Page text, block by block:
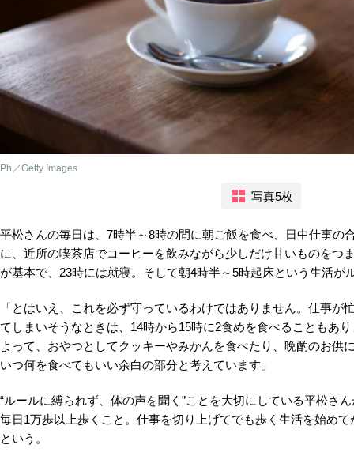
Ph／Getty Images
写真5枚
平松さんの毎日は、7時半～8時の間に朝ご飯を食べ、日中仕事の
に、近所の喫茶店でコーヒーを飲みながら少しだけ甘いものをつ
が基本で、23時には就寝。そして朝4時半～5時起床という生活が
「とはいえ、これを必ず守っているわけではありません。仕事が
てしまいそうなときは、14時から15時に2食めを食べることもあ
よって、おやつとしてクッキーやみかんを食べたり、晩酌のお供
いつ何を食べてもいい余白の部分と考えています」
“ルールに縛られず、体の声を聞く”ことを大切にしている平松さ
毎日1万歩以上歩くこと。仕事を切り上げてでも歩く生活を始め
という。